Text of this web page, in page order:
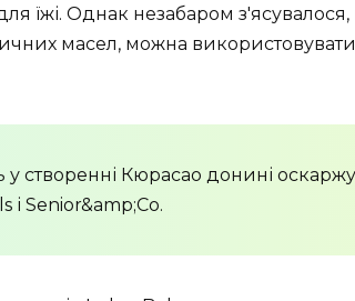
їжі. Однак незабаром з'ясувалося,
масел, можна
у створенні Кюрасао донині
і Senior&amp;Co.